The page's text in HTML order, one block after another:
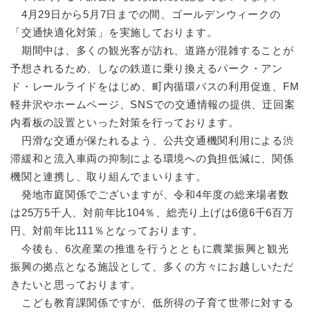
4月29日から5月7日までの間、ゴールデンウィークの
「交通快適化対策」を実施しております。
期間中は、多くの観光客が訪れ、道路が混雑することが
予想されるため、しなの鉄道に乗り換えるパーク・アン
ド・レールライドをはじめ、町内循環バスの利用促進、FM
軽井沢やホームページ、SNSでの交通情報の提供、迂回案
内看板の設置といった対策を行っております。
円滑な交通が保たれるよう、公共交通機関利用による渋
滞緩和と流入車両の抑制による環境への負担低減に、関係
機関と連携し、取り組んでまいります。
発地市庭関係でございますが、令和4年度の総来場者数
は25万5千人、対前年比104％、総売り上げは6億6千6百万
円、対前年比111％となっております。
今後も、6次産業の推進を行うとともに農業振興と観光
振興の拠点となる施設として、多くの方々にお越しいただ
きたいと思っております。
こども教育課関係ですが、低所得の子育て世帯に対する